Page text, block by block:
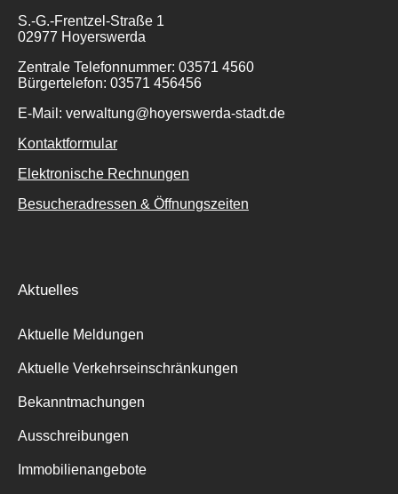
S.-G.-Frentzel-Straße 1
02977 Hoyerswerda
Zentrale Telefonnummer: 03571 4560
Bürgertelefon: 03571 456456
E-Mail: verwaltung@hoyerswerda-stadt.de
Kontaktformular
Elektronische Rechnungen
Besucheradressen & Öffnungszeiten
Aktuelles
Aktuelle Meldungen
Aktuelle Verkehrseinschränkungen
Bekanntmachungen
Ausschreibungen
Immobilienangebote